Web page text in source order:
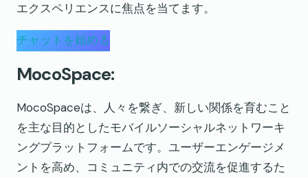
エクスペリエンスに焦点を当てます。
チャットを始める
MocoSpace:
MocoSpaceは、人々を繋ぎ、新しい関係を育むこと
を主な目的としたモバイルソーシャルネットワーキ
ングプラットフォームです。ユーザーエンゲージメ
ントを高め、コミュニティ内での交流を促進するた